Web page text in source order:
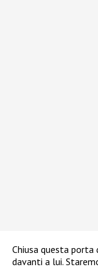
Chiusa questa porta
davanti a lui.